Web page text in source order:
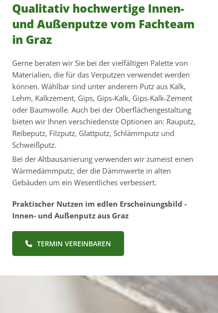
Qualitativ hochwertige Innen-
und Außenputze vom Fachteam
in Graz
Gerne beraten wir Sie bei der vielfältigen Palette von
Materialien, die für das Verputzen verwendet werden
können. Wählbar sind unter anderem Putz aus Kalk,
Lehm, Kalkzement, Gips, Gips-Kalk, Gips-Kalk-Zement
oder Baumwolle. Auch bei der Oberflächengestaltung
bieten wir Ihnen verschiedenste Optionen an: Rauputz,
Reibeputz, Filzputz, Glattputz, Schlämmputz und
Schweißputz.
Bei der Altbausanierung verwenden wir zumeist einen
Wärmedämmputz, der die Dämmwerte in alten
Gebäuden um ein Wesentliches verbessert.
Praktischer Nutzen im edlen Erscheinungsbild -
Innen- und Außenputz aus Graz
TERMIN VEREINBAREN